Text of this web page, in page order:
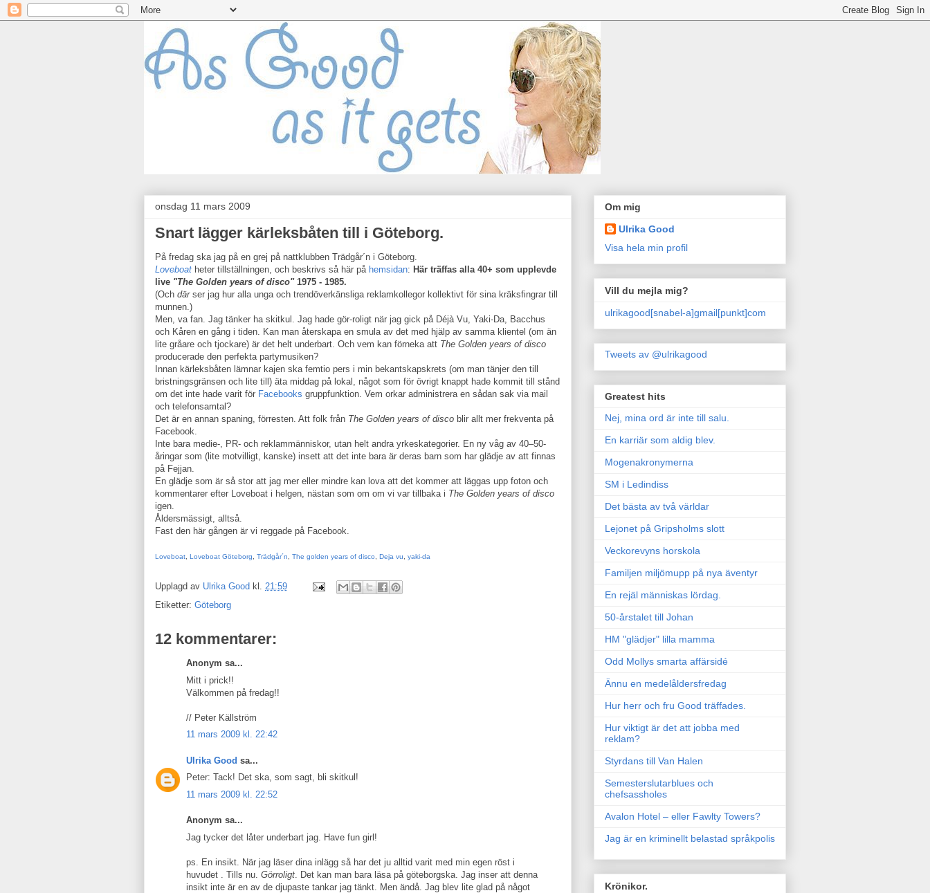
onsdag 11 mars 2009
Snart lägger kärleksbåten till i Göteborg.
På fredag ska jag på en grej på nattklubben Trädgår´n i Göteborg.
Loveboat heter tillställningen, och beskrivs så här på hemsidan: Här träffas alla 40+ som upplevde
live "The Golden years of disco"1975 - 1985.
(Och därser jag hur alla unga och trendöverkänsliga reklamkollegor kollektivt för sina kräksfingrar till
munnen.)
Men, va fan. Jag tänker ha skitkul. Jag hade gör-roligt när jag gick på Déjà Vu, Yaki-Da, Bacchus
och Kåren en gång i tiden. Kan man återskapa en smula av det med hjälp av samma klientel (om än
lite gråare och tjockare) är det helt underbart. Och vem kan förneka att The Golden years of disco
producerade den perfekta partymusiken?
Innan kärleksbåten lämnar kajen ska femtio pers i min bekantskapskrets (om man tänjer den till
bristningsgränsen och lite till) äta middag på lokal, något som för övrigt knappt hade kommit till stånd
om det inte hade varit för Facebooks gruppfunktion. Vem orkar administrera en sådan sak via mail
och telefonsamtal?
Det är en annan spaning, förresten. Att folk från The Golden years of disco blir allt mer frekventa på
Facebook.
Inte bara medie-, PR- och reklammänniskor, utan helt andra yrkeskategorier. En ny våg av 40–50-
åringar som (lite motvilligt, kanske) insett att det inte bara är deras barn som har glädje av att finnas
på Fejjan.
En glädje som är så stor att jag mer eller mindre kan lova att det kommer att läggas upp foton och
kommentarer efter Loveboat i helgen, nästan som om om vi var tillbaka i The Golden years of disco
igen.
Åldersmässigt, alltså.
Fast den här gången är vi reggade på Facebook.
Loveboat Loveboat Göteborg Trädgår´n The golden years of disco Deja vu yaki-da
Upplagd av Ulrika Good kl. 21:59
Etiketter: Göteborg
12 kommentarer:
Anonym sa...
Mitt i prick!!
Välkommen på fredag!!
// Peter Källström
11 mars 2009 kl. 22:42
Ulrika Good sa...
Peter: Tack! Det ska, som sagt, bli skitkul!
11 mars 2009 kl. 22:52
Anonym sa...
Jag tycker det låter underbart jag. Have fun girl!
ps. En insikt. När jag läser dina inlägg så har det ju alltid varit med min egen röst i
huvudet . Tills nu. Görroligt . Det kan man bara läsa på göteborgska. Jag inser att denna
insikt inte är en av de djupaste tankar jag tänkt. Men ändå. Jag blev lite glad på något
Om mig
Ulrika Good
Visa hela min profil
Vill du mejla mig?
ulrikagood[snabel-a]gmail[punkt]com
Tweets av @ulrikagood
Greatest hits
Nej, mina ord är inte till salu.
En karriär som aldig blev.
Mogenakronymerna
SM i Ledindiss
Det bästa av två världar
Lejonet på Gripsholms slott
Veckorevyns horskola
Familjen miljömupp på nya äventyr
En rejäl människas lördag.
50-årstalet till Johan
HM "glädjer" lilla mamma
Odd Mollys smarta affärsidé
Ännu en medelåldersfredag
Hur herr och fru Good träffades.
Hur viktigt är det att jobba med
reklam?
Styrdans till Van Halen
Semesterslutarblues och
chefsassholes
Avalon Hotel – eller Fawlty Towers?
Jag är en kriminellt belastad språkpolis
Krönikor.